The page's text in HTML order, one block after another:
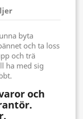
byta
och ta loss
och trä
ha med sig
och